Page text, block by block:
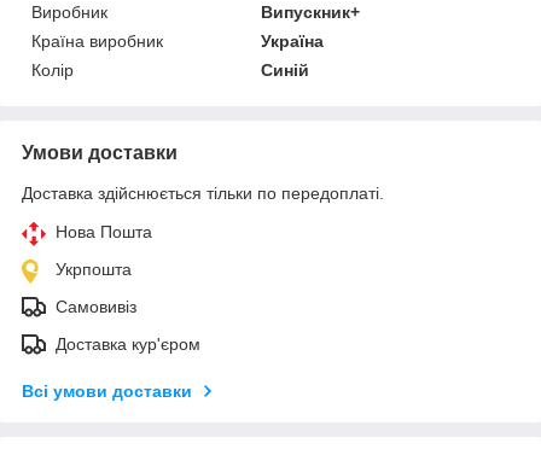
Виробник
Випускник+
Країна виробник
Україна
Колір
Синій
Умови доставки
Доставка здійснюється тільки по передоплаті.
Нова Пошта
Укрпошта
Самовивіз
Доставка кур'єром
Всі умови доставки